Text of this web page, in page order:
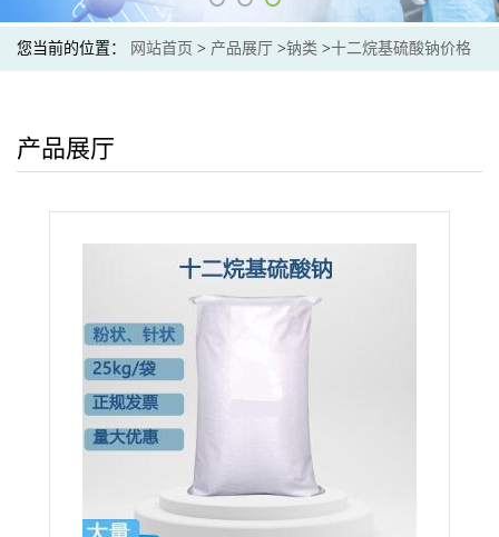
您当前的位置： 网站首页 > 产品展厅 >钠类 >十二烷基硫酸钠价格
产品展厅